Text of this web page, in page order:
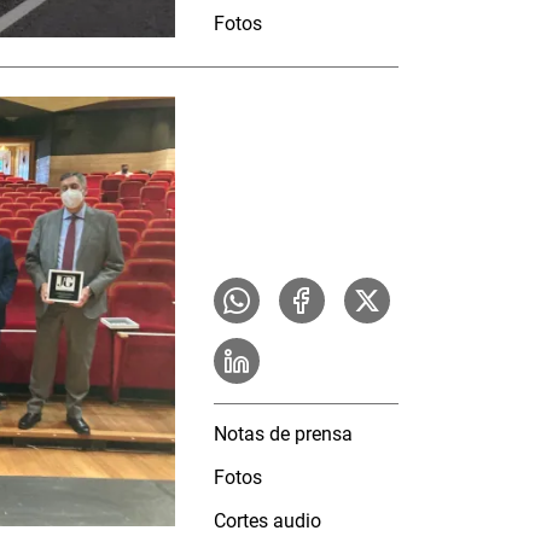
Fotos
Notas de prensa
Fotos
Cortes audio